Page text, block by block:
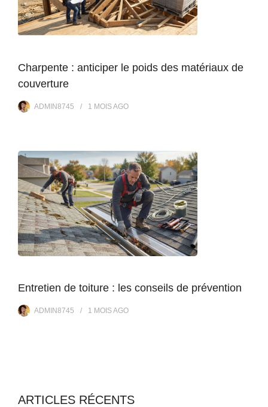
Charpente : anticiper le poids des matériaux de
couverture
ADMIN8745 1 MOISAGO
Entretien de toiture : les conseils de prévention
ADMIN8745 1 MOISAGO
ARTICLES RÉCENTS